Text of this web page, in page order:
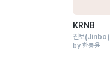
KRNB
진보(Jinbo)
by 한동윤